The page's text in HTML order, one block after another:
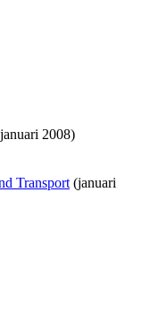
2008)
Transport(januari